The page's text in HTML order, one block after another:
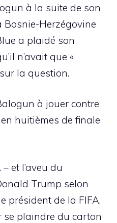
à la suite de son
Herzégovine
a plaidé son
n’avait que «
la question.
à jouer contre
huitièmes de finale
et l’aveu du
Trump selon
président de la FIFA,
plaindre du carton